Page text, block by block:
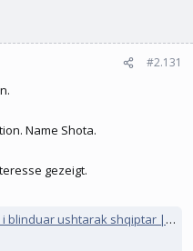
#2.131
Name Shota.
gezeigt.
ushtarak shqiptar | Gazeta Lajm